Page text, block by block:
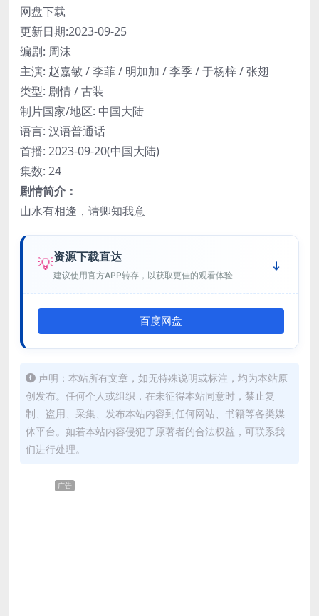
网盘下载
更新日期:2023-09-25
编剧: 周沫
主演: 赵嘉敏 / 李菲 / 明加加 / 李季 / 于杨梓 / 张翅
类型: 剧情 / 古装
制片国家/地区: 中国大陆
语言: 汉语普通话
首播: 2023-09-20(中国大陆)
集数: 24
剧情简介：
山水有相逢，请卿知我意
💡资源下载直达
建议使用官方APP转存，以获取更佳的观看体验
百度网盘
声明：本站所有文章，如无特殊说明或标注，均为本站原
创发布。任何个人或组织，在未征得本站同意时，禁止复
制、盗用、采集、发布本站内容到任何网站、书籍等各类媒
体平台。如若本站内容侵犯了原著者的合法权益，可联系我
们进行处理。
广告